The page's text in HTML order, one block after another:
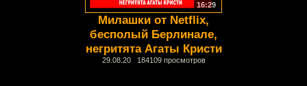
16:29
Милашки от Netflix,
бесполый Берлинале,
негритята Агаты Кристи
29.08.20 184109 просмотров